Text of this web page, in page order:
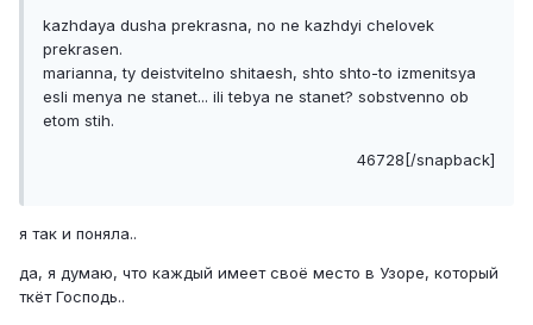
kazhdaya dusha prekrasna, no ne kazhdyi chelovek
prekrasen.
marianna, ty deistvitelno shitaesh, shto shto-to izmenitsya
esli menya ne stanet... ili tebya ne stanet? sobstvenno ob
etom stih.
46728[/snapback]
я так и поняла..
да, я думаю, что каждый имеет своё место в Узоре, который
ткёт Господь..